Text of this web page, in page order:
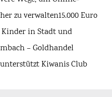
zu verwalten15.000 Euro
in Stadt und
– Goldhandel
Kiwanis Club